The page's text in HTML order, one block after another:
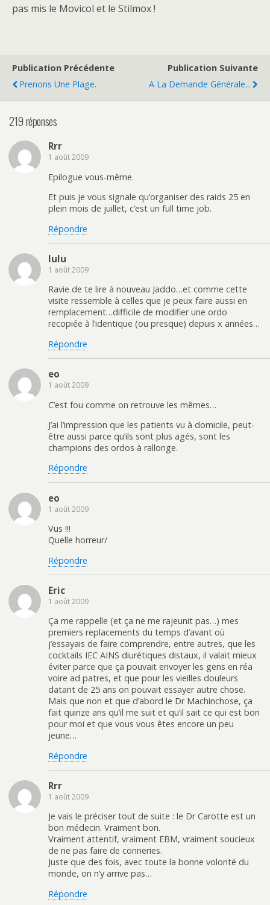
pas mis le Movicol et le Stilmox !
Publication Précédente
Prenons Une Plage.
Publication Suivante
A La Demande Générale...
219 réponses
Rrr
1 août 2009
Epilogue vous-même.
Et puis je vous signale qu’organiser des raids 25 en
plein mois de juillet, c’est un full time job.
Répondre
lulu
1 août 2009
Ravie de te lire à nouveau Jaddo…et comme cette
visite ressemble à celles que je peux faire aussi en
remplacement…difficile de modifier une ordo
recopiée à l’identique (ou presque) depuis x années…
Répondre
eo
1 août 2009
C’est fou comme on retrouve les mêmes…
J’ai l’impression que les patients vu à domicile, peut-
être aussi parce qu’ils sont plus agés, sont les
champions des ordos à rallonge.
Répondre
eo
1 août 2009
Vus !!!
Quelle horreur/
Répondre
Eric
1 août 2009
Ça me rappelle (et ça ne me rajeunit pas…) mes
premiers replacements du temps d’avant où
j’essayais de faire comprendre, entre autres, que les
cocktails IEC AINS diurétiques distaux, il valait mieux
éviter parce que ça pouvait envoyer les gens en réa
voire ad patres, et que pour les vieilles douleurs
datant de 25 ans on pouvait essayer autre chose.
Mais que non et que d’abord le Dr Machinchose, ça
fait quinze ans qu’il me suit et qu’il sait ce qui est bon
pour moi et que vous vous êtes encore un peu
jeune…
Répondre
Rrr
1 août 2009
Je vais le préciser tout de suite : le Dr Carotte est un
bon médecin. Vraiment bon.
Vraiment attentif, vraiment EBM, vraiment soucieux
de ne pas faire de conneries.
Juste que des fois, avec toute la bonne volonté du
monde, on n’y arrive pas…
Répondre